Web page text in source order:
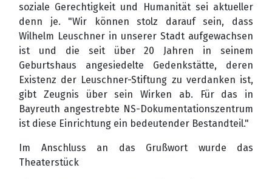
soziale Gerechtigkeit und Humanität sei aktueller
denn je. "Wir können stolz darauf sein, dass
Wilhelm Leuschner in unserer Stadt aufgewachsen
ist und die seit über 20 Jahren in seinem
Geburtshaus angesiedelte Gedenkstätte, deren
Existenz der Leuschner-Stiftung zu verdanken ist,
gibt Zeugnis über sein Wirken ab. Für das in
Bayreuth angestrebte NS-Dokumentationszentrum
ist diese Einrichtung ein bedeutender Bestandteil."
Im Anschluss an das Grußwort wurde das
Theaterstück